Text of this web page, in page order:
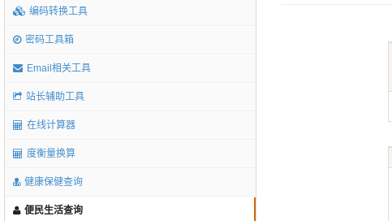
编码转换工具
密码工具箱
Email相关工具
站长辅助工具
在线计算器
度衡量换算
健康保健查询
便民生活查询